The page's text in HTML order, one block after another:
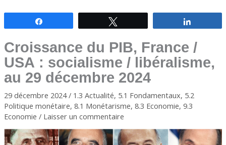
Croissance du PIB, France /
USA : socialisme / libéralisme,
au 29 décembre 2024
29 décembre 2024/ 1.3 Actualité, 5.1 Fondamentaux, 5.2
Politique monétaire, 8.1 Monétarisme, 8.3 Economie, 9.3
Economie / Laisser un commentaire